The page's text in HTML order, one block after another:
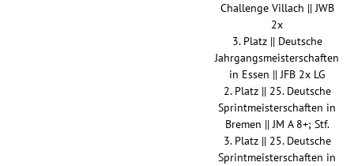
Challenge Villach || JWB
2x
3. Platz || Deutsche
Jahrgangsmeisterschaften
in Essen || JFB 2x LG
2. Platz || 25. Deutsche
Sprintmeisterschaften in
Bremen || JM A 8+; Stf.
3. Platz || 25. Deutsche
Sprintmeisterschaften in